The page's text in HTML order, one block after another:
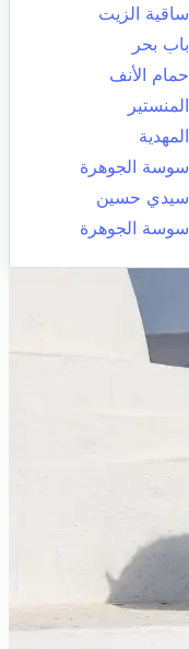
ساقية الزيت
باب بحر
حمام الأنف
المنستير
المهدية
سوسة الجوهرة
سيدي حسين
سوسة الجوهرة